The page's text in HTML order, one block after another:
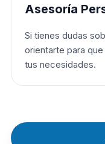
Asesoría
Si tienes dudas
orientarte para
tus necesidades.